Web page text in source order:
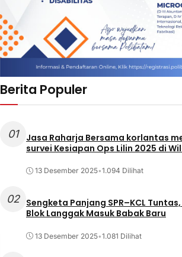
Berita Populer
01
Jasa Raharja Bersama korlantas
survei Kesiapan Ops Lilin 2025 di
13 Desember 2025•1.094 Dilihat
02
Sengketa Panjang SPR–KCL
Blok Langgak Masuk Babak Baru
13 Desember 2025•1.081 Dilihat